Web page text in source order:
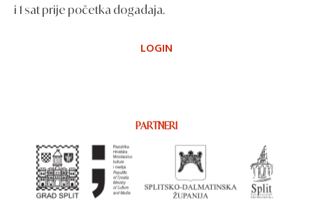
i 1 sat prije početka događaja.
LOGIN
PARTNERI